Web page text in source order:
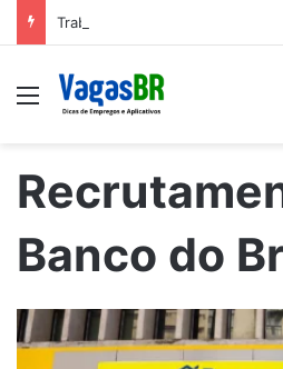
Trabalhe conosco: Vagas
Menu
Banco do